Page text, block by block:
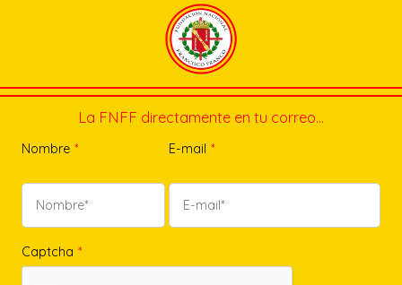
La FNFF directamente en tu correo…
Nombre * E-mail *
Captcha *